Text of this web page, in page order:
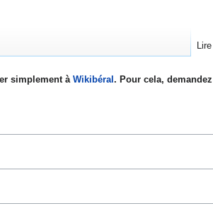
simplement à Wikibéral . Pour cela,
Lire